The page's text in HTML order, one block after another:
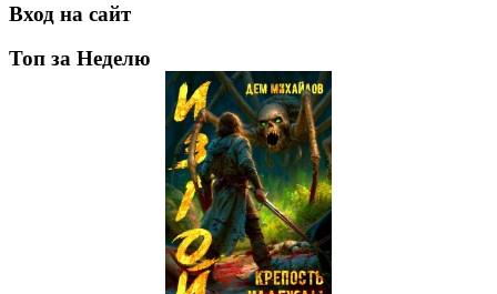
Вход на сайт
Топ за Неделю